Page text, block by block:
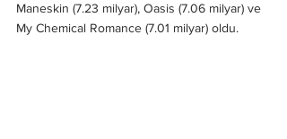
Maneskin (7.23 milyar), Oasis (7.06 milyar) ve
My Chemical Romance (7.01 milyar) oldu.